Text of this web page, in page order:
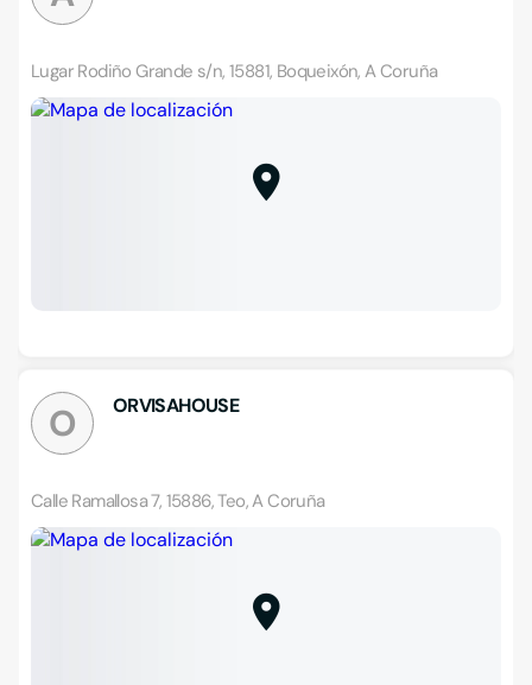
Lugar Rodiño Grande s/n, 15881, Boqueixón, A Coruña
O ORVISAHOUSE
Calle Ramallosa 7, 15886, Teo, A Coruña